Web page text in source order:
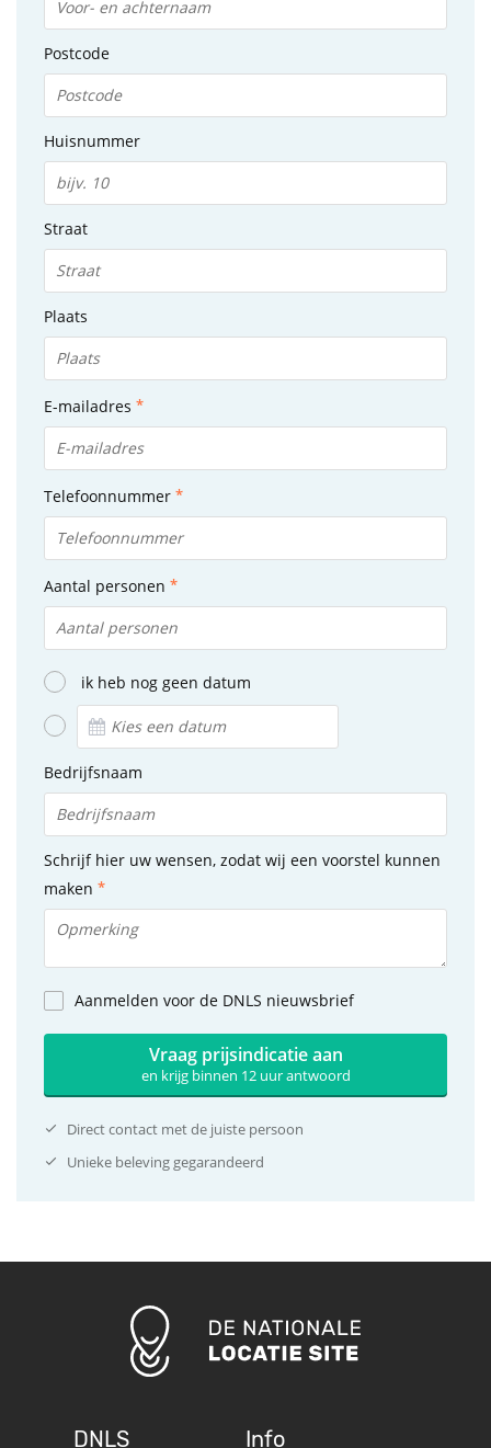
Postcode
Huisnummer
Straat
Plaats
E-mailadres
Telefoonnummer
Aantal personen
ik heb nog geen datum
Bedrijfsnaam
Schrijf hier uw wensen, zodat wij een voorstel kunnen
maken
Aanmelden voor de DNLS nieuwsbrief
Vraag prijsindicatie aan
en krijg binnen 12 uur antwoord
Direct contact met de juiste persoon
Unieke beleving gegarandeerd
DNLS Info